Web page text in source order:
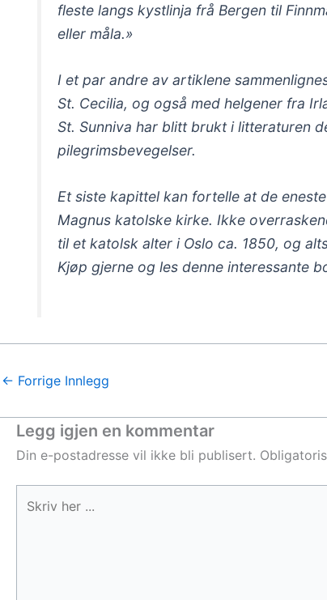
fleste langs kystlinja frå Bergen til
eller måla.»
I et par andre av artiklene
St. Cecilia, og også med helgener fra
St. Sunniva har blitt brukt i litteraturen
pilegrimsbevegelser.
Et siste kapittel kan fortelle at de
Magnus katolske kirke. Ikke
til et katolsk alter i Oslo ca. 1850, og
Kjøp gjerne og les denne interessante
← Forrige Innlegg
Legg igjen en kommentar
Din e-postadresse vil ikke bli publisert.
her